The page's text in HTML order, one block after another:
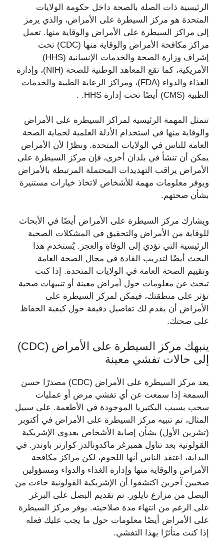
الرئيسية ذات الصلة بالصحة داخل حكومة الولايات
المتحدة هو مركز السيطرة على الأمراض، والذي يرمز
إلى مراكز السيطرة على الأمراض والوقاية منها. تعمل
مراكز مكافحة الأمراض والوقاية منها (CDC) تحت
إشراف وزارة الصحة والخدمات الإنسانية (HHS)
الأمريكية، كما تقع المعاهد الوطنية للصحة (NIH)، وإدارة
الغذاء والدواء (FDA)، ومراكز الرعاية الطبية والخدمات
الطبية (CMS) أيضًا تحت إدارة HHS. .
تتمثل المهمة الرئيسية لمراكز السيطرة على الأمراض
والوقاية منها في استخدام الأدلة العلمية لحماية الصحة
العامة للناس في الولايات المتحدة. ونظرًا لأن الأمراض
يمكن أن تنشأ في بلدان أخرى، فإن مركز السيطرة على
الأمراض يراقب التهديدات المحتملة المرتبطة بالأمراض
ويوفر معلومات مهمة للأشخاص لاتخاذ خيارات مستنيرة
بشأن صحتهم.
ويشارك مركز السيطرة على الأمراض أيضًا في الأبحاث
للوقاية من الأمراض والتحقيق في المشكلات الصحية
الرئيسية التي تؤدي إلى الوفاة والعجز. يُستخدم هذا
البحث أيضًا لتدريب القادة في مجال الصحة العامة
وتقييم الصحة العامة في الولايات المتحدة. إذا كنت
تبحث عن معلومات حول أمراض معينة أو تنبيهات صحية
تؤثر على منطقتك، فيمكن لمركز السيطرة على
الأمراض أن يقدم لك تفاصيل دقيقة حول كيفية الحفاظ
على صحتك.
ينبهك مركز السيطرة على الأمراض (CDC)
إلى حالات تفشي معينة
يعد مركز السيطرة على الأمراض (CDC) مصدرًا حسن
السمعة إذا سمعت عن أي تفشي مرض أو عمليات
سحب بسبب البكتيريا الموجودة في الأطعمة. على سبيل
المثال، تم تنبيه مركز السيطرة على الأمراض في أكتوبر
(تشرين الأول) بشأن إصابة الأشخاص بعدوى الإشريكية
القولونية بعد تناول همبرغر ماكدونالدز كوارتر باوندر. في
البداية، اعتقد الناس أنها اللحوم، لكن مراكز مكافحة
الأمراض والوقاية منها وإدارة الغذاء والدواء ومسؤولين
صحيين آخرين اكتشفوا أن الإشريكية القولونية جاءت من
البصل من مزارع تايلور. تم تقديم البصل على البرغر
على الرغم من انتهاء مدة صلاحيته. يوفر مركز السيطرة
على الأمراض أيضًا معلومات حول ما يجب عليك فعله
إذا كنت متأثرًا بهذا التفشي.